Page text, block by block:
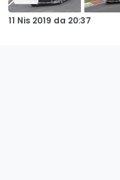
11 Nis 2019 da 20:37